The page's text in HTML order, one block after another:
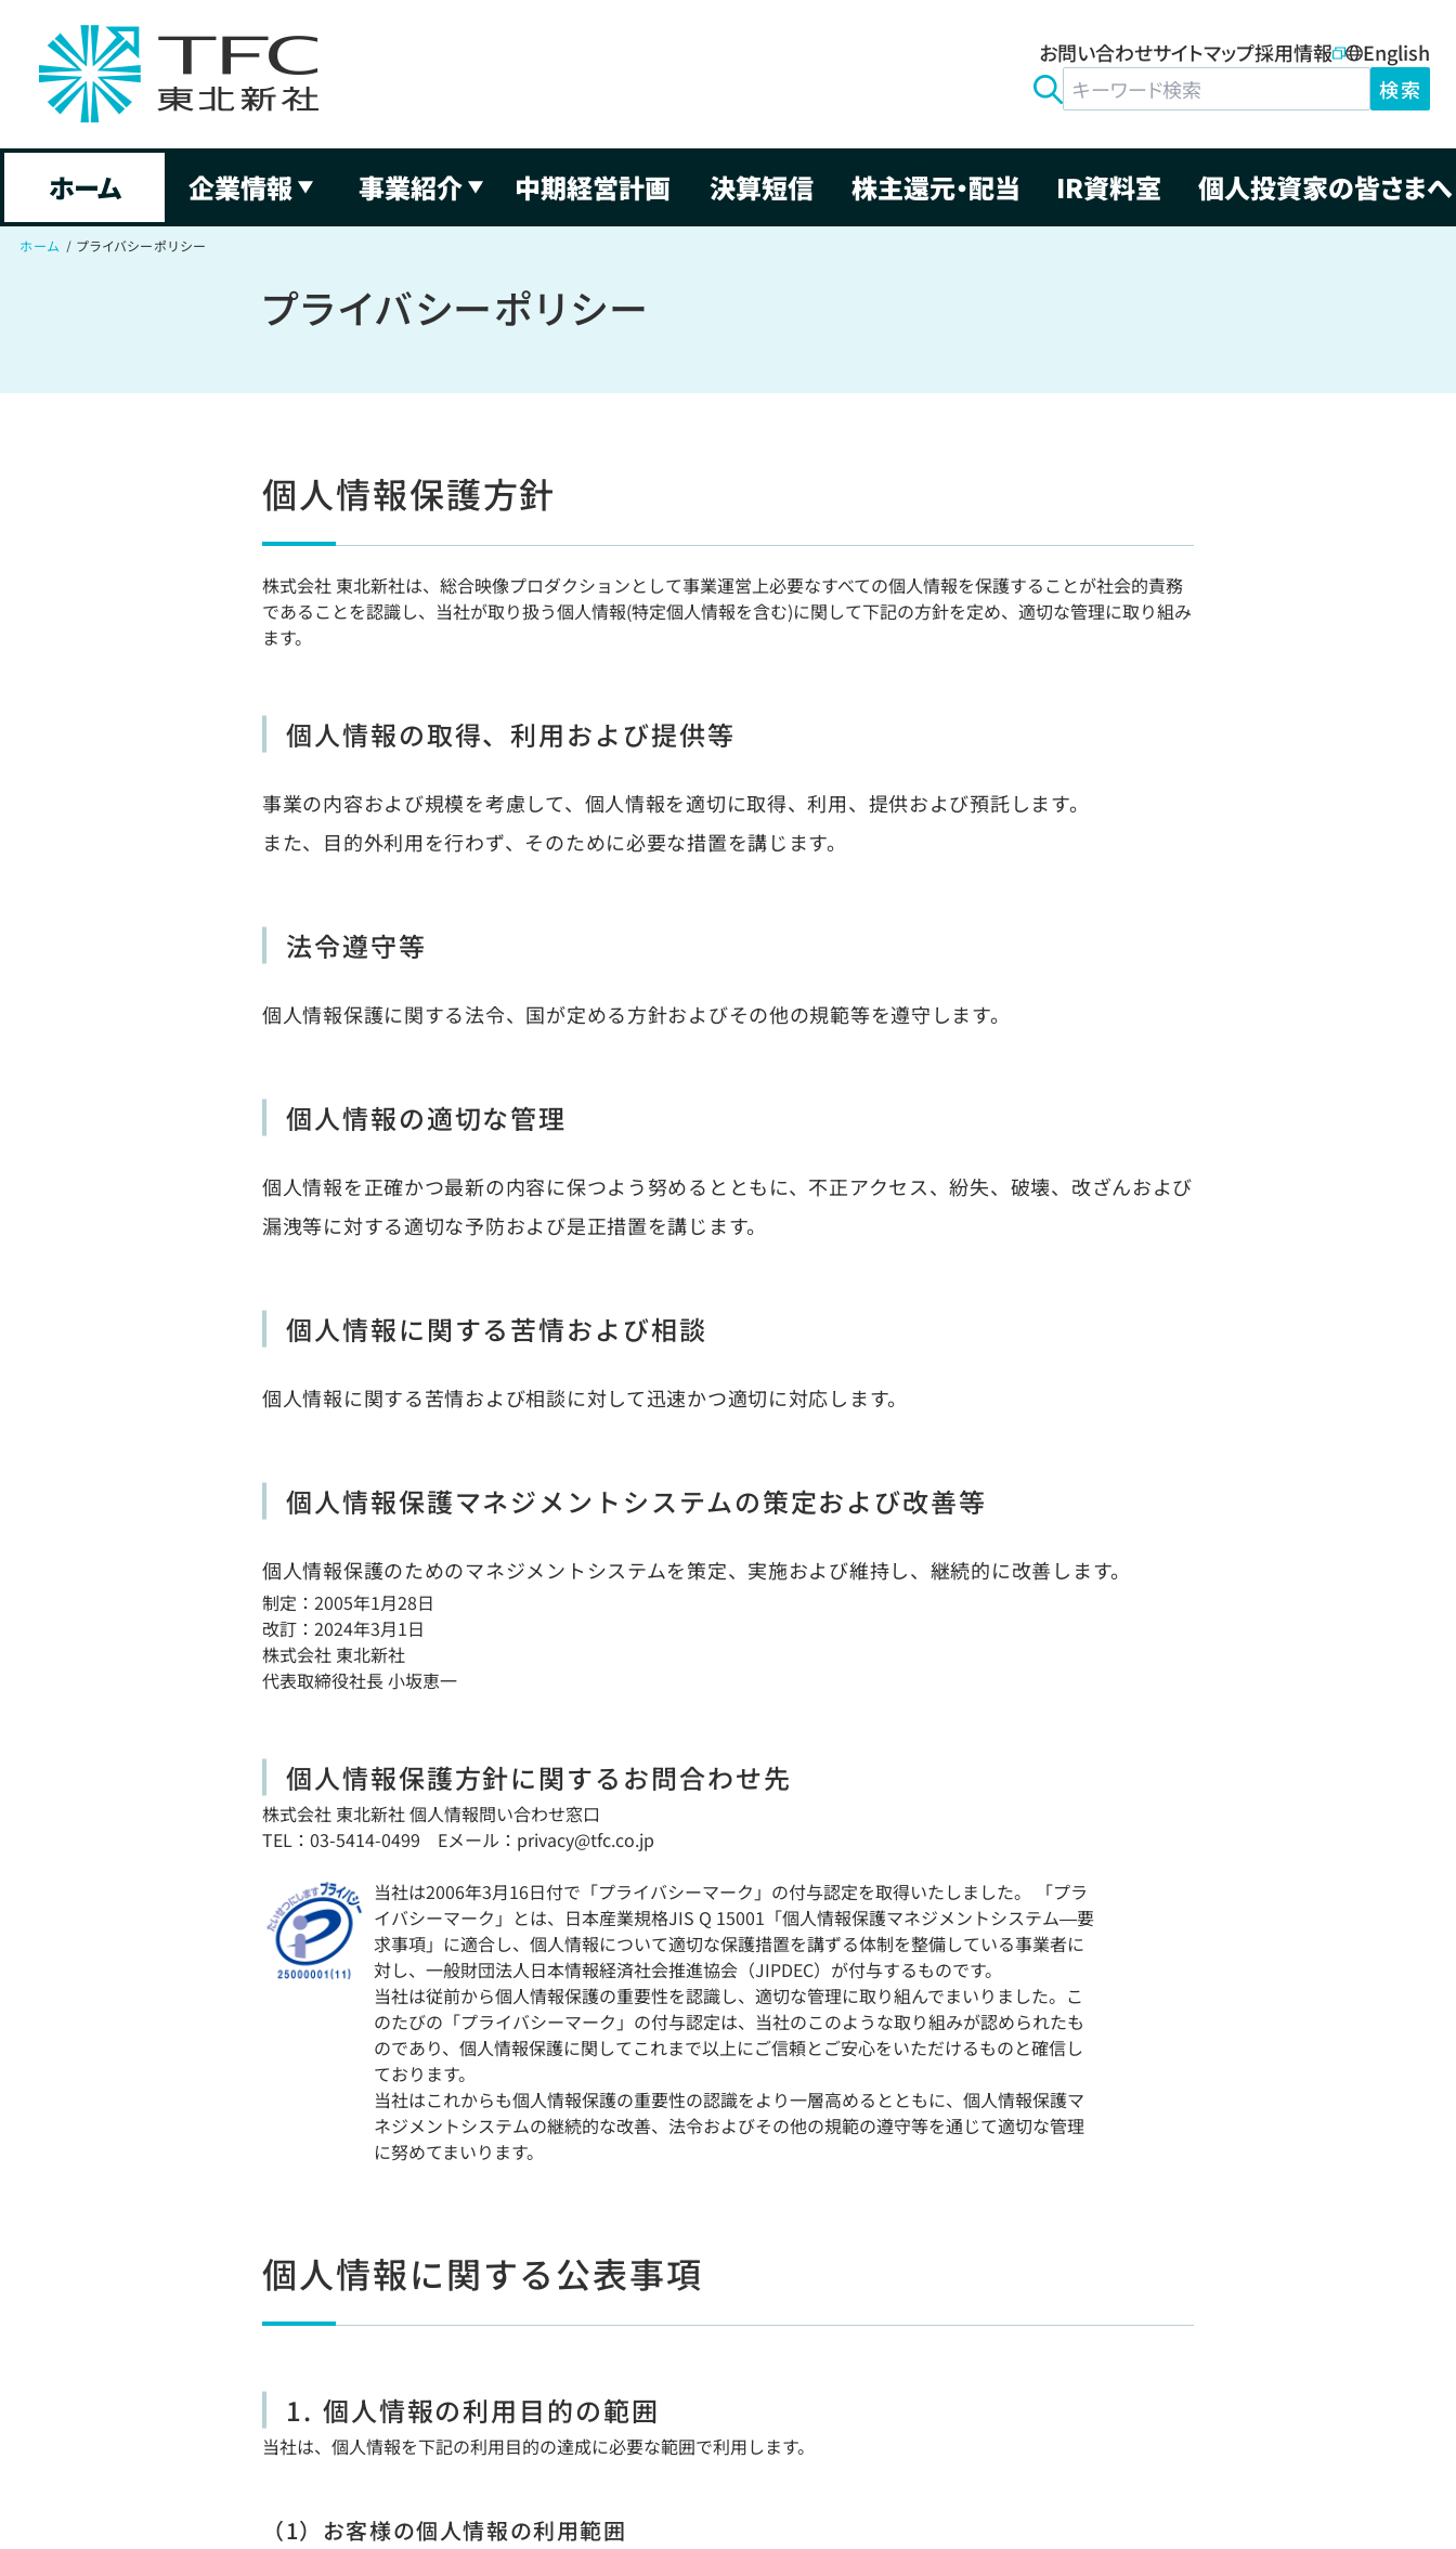
お問い合わせサイトマップ採用情報
English
検索
ホーム 企業情報
会社概要・アクセス 沿革
事業紹介
CM企画・制作
クリエイティブエージェンシー 音響・字幕制作
映画・番組制作
専門放送・配信 ライセンスビジネス
その他（物販等）
作品紹介
中期経営計画 決算短信 株主還元・配当 IR資料室 個人投資家の皆さまへ
ホーム プライバシーポリシー
プライバシーポリシー
個人情報保護方針
株式会社 東北新社は、総合映像プロダクションとして事業運営上必要なすべての個人情報を保護することが社会的責務
であることを認識し、当社が取り扱う個人情報(特定個人情報を含む)に関して下記の方針を定め、適切な管理に取り組み
ます。
個人情報の取得、利用および提供等
事業の内容および規模を考慮して、個人情報を適切に取得、利用、提供および預託します。
また、目的外利用を行わず、そのために必要な措置を講じます。
法令遵守等
個人情報保護に関する法令、国が定める方針およびその他の規範等を遵守します。
個人情報の適切な管理
個人情報を正確かつ最新の内容に保つよう努めるとともに、不正アクセス、紛失、破壊、改ざんおよび
漏洩等に対する適切な予防および是正措置を講じます。
個人情報に関する苦情および相談
個人情報に関する苦情および相談に対して迅速かつ適切に対応します。
個人情報保護マネジメントシステムの策定および改善等
個人情報保護のためのマネジメントシステムを策定、実施および維持し、継続的に改善します。
制定：2005年1月28日
改訂：2024年3月1日
株式会社 東北新社
代表取締役社長 小坂恵一
個人情報保護方針に関するお問合わせ先
株式会社 東北新社 個人情報問い合わせ窓口
TEL： 03-5414-0499 Eメール： privacy@tfc.co.jp
当社は2006年3月16日付で「プライバシーマーク」の付与認定を取得いたしました。 「プラ
イバシーマーク」とは、日本産業規格JIS Q 15001「個人情報保護マネジメントシステム—要
求事項」に適合し、個人情報について適切な保護措置を講ずる体制を整備している事業者に
対し、一般財団法人日本情報経済社会推進協会（JIPDEC）が付与するものです。
当社は従前から個人情報保護の重要性を認識し、適切な管理に取り組んでまいりました。こ
のたびの「プライバシーマーク」の付与認定は、当社のこのような取り組みが認められたも
のであり、個人情報保護に関してこれまで以上にご信頼とご安心をいただけるものと確信し
ております。
当社はこれからも個人情報保護の重要性の認識をより一層高めるとともに、個人情報保護マ
ネジメントシステムの継続的な改善、法令およびその他の規範の遵守等を通じて適切な管理
に努めてまいります。
個人情報に関する公表事項
1. 個人情報の利用目的の範囲
当社は、個人情報を下記の利用目的の達成に必要な範囲で利用します。
（1）お客様の個人情報の利用範囲